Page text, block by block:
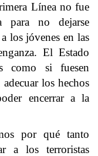
Línea no fue
para no dejarse
los jóvenes en las
El Estado
como si fuesen
los hechos
encerrar a la
por qué tanto
a los terroristas